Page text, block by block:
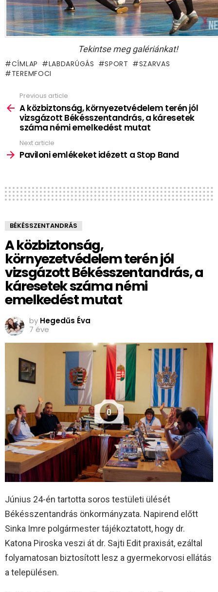
Tekintse meg galériánkat!
CÍMLAP LABDARÚGÁS SPORT
SZARVAS
TEREMFOCI
more
Previous article
A közbiztonság, környezetvédelem terén jól
vizsgázott Békésszentandrás, a káresetek
száma némi emelkedést mutat
Next article
Paviloni emlékeket idézett a Stop Band
BÉKÉSSZENTANDRÁS
A közbiztonság,
környezetvédelem terén jól
vizsgázott Békésszentandrás, a
káresetek száma némi
emelkedést mutat
by Hegedűs Éva
7 éve
0
Június 24-én tartotta soros testületi ülését
Békésszentandrás önkormányzata. Napirend előtt
Sinka Imre polgármester tájékoztatott, hogy dr.
Katona Piroska veszi át dr. Sajti Edit praxisát, ezáltal
folyamatosan biztosított lesz a gyermekorvosi ellátás
a településen.